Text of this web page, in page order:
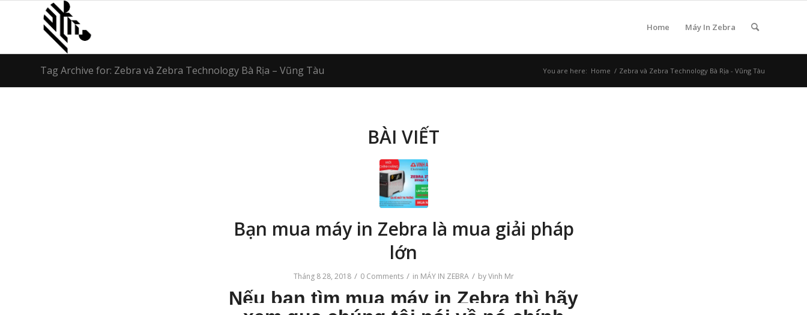
Home Máy In Zebra
Tag Archive for: Zebra và Zebra Technology Bà Rịa – Vũng Tàu You are here: Home / Zebra và Zebra Technology Bà Rịa - Vũng Tàu
BÀI VIẾT
Bạn mua máy in Zebra là mua giải pháp
lớn
Tháng 8 28, 2018 / 0 Comments / in MÁY IN ZEBRA / byVinh Mr
Nếu bạn tìm mua máy in Zebra thì hãy